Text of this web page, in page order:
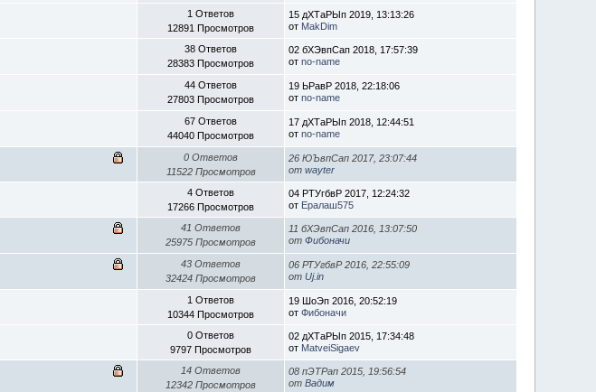
1 Ответов
12891 Просмотров
15 дХТаРЫп 2019, 13:13:26
от MakDim
38 Ответов
28383 Просмотров
02 бХЭвпСап 2018, 17:57:39
отno-name
44 Ответов
27803 Просмотров
19 ЬРавР 2018, 22:18:06
отno-name
67 Ответов
44040 Просмотров
17 дХТаРЫп 2018, 12:44:51
отno-name
0 Ответов
11522 Просмотров
26 ЮЪвпСап 2017, 23:07:44
отwayter
4 Ответов
17266 Просмотров
04 РТУгбвР 2017, 12:24:32
от Ералаш575
41 Ответов
25975 Просмотров
11 бХЭвпСап 2016, 13:07:50
отФибоначи
43 Ответов
32424 Просмотров
06 РТУгбвР 2016, 22:55:09
отUj.in
1 Ответов
10344 Просмотров
19 ШоЭп 2016, 20:52:19
отФибоначи
0 Ответов
9797 Просмотров
02 дХТаРЫп 2015, 17:34:48
от MatveiSigaev
14 Ответов
12342 Просмотров
08 пЭТРап 2015, 19:56:54
отВадим